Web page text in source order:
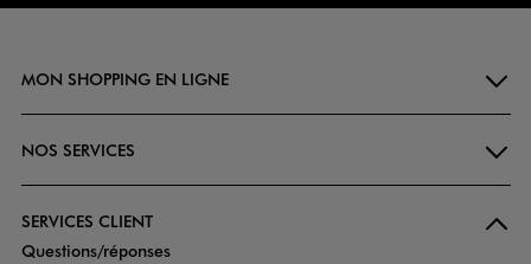
MON SHOPPING EN LIGNE
NOS SERVICES
SERVICES CLIENT
Questions/réponses